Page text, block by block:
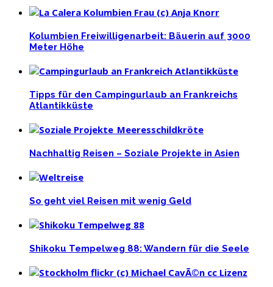
Kolumbien Freiwilligenarbeit: Bäuerin auf 3000
Meter Höhe
Tipps für den Campingurlaub an Frankreichs
Atlantikküste
Nachhaltig Reisen – Soziale Projekte in Asien
So geht viel Reisen mit wenig Geld
Shikoku Tempelweg 88: Wandern für die Seele